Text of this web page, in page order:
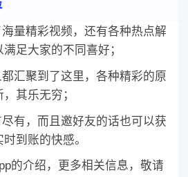
量精彩视频，还有各种热点解
足大家的不同喜好；
汇聚到了这里，各种精彩的原
其乐无穷；
有，而且邀好友的话也可以获
到账的快感。
的介绍，更多相关信息，敬请